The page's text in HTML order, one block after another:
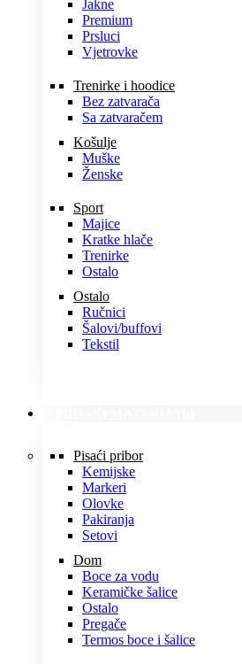
Jakne
Premium
Prsluci
Vjetrovke
Trenirke i hoodice
Bez zatvarača
Sa zatvaračem
Košulje
Muške
Ženske
Sport
Majice
Kratke hlače
Trenirke
Ostalo
Ostalo
Ručnici
Šalovi/buffovi
Tekstil
Pisaći pribor
Kemijske
Markeri
Olovke
Pakiranja
Setovi
Dom
Boce za vodu
Keramičke šalice
Ostalo
Pregače
Termos boce i šalice